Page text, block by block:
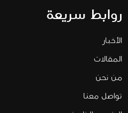
روابط سريعة
الأخبار
المقالات
من نحن
تواصل معنا